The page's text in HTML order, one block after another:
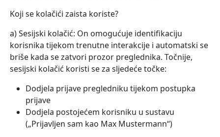
Koji se kolačići zaista koriste?
a) Sesijski kolačić: On omogućuje identifikaciju
korisnika tijekom trenutne interakcije i automatski se
briše kada se zatvori prozor preglednika. Točnije,
sesijski kolačić koristi se za sljedeće točke:
Dodjela prijave pregledniku tijekom postupka
prijave
Dodjela postojećem korisniku u sustavu
(„Prijavljen sam kao Max Mustermann“)